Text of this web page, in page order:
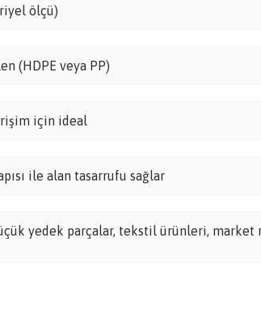
ölçü)
(HDPE veya PP)
için ideal
ile alan tasarrufu sağlar
yedek parçalar, tekstil ürünleri, market